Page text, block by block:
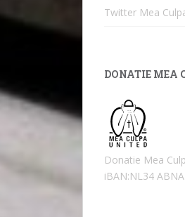
Twitter Mea
DONATIE MEA
Donatie Mea
iBAN:NL34